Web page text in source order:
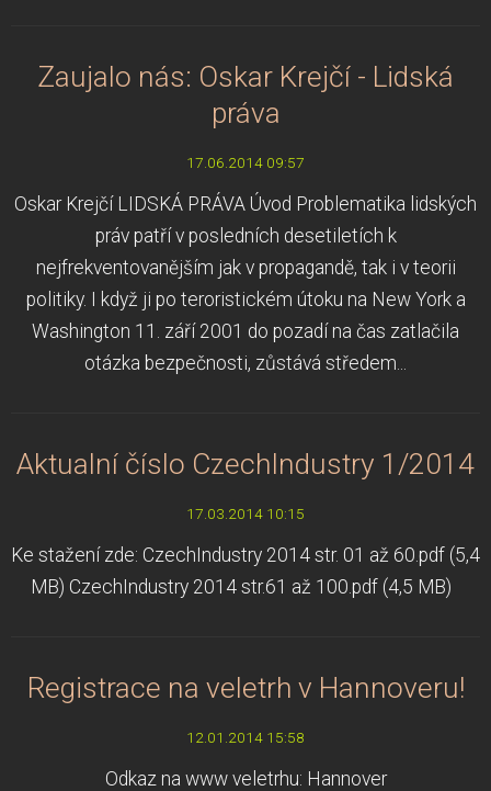
Zaujalo nás: Oskar Krejčí - Lidská
práva
17.06.2014 09:57
Oskar Krejčí LIDSKÁ PRÁVA Úvod Problematika lidských
práv patří v posledních desetiletích k
nejfrekventovanějším jak v propagandě, tak i v teorii
politiky. I když ji po teroristickém útoku na New York a
Washington 11. září 2001 do pozadí na čas zatlačila
otázka bezpečnosti, zůstává středem...
Aktualní číslo CzechIndustry 1/2014
17.03.2014 10:15
Ke stažení zde: CzechIndustry 2014 str. 01 až 60.pdf (5,4
MB) CzechIndustry 2014 str.61 až 100.pdf (4,5 MB)
Registrace na veletrh v Hannoveru!
12.01.2014 15:58
Odkaz na www veletrhu: Hannover